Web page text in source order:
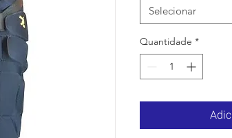
Selecionar
Quantidade *